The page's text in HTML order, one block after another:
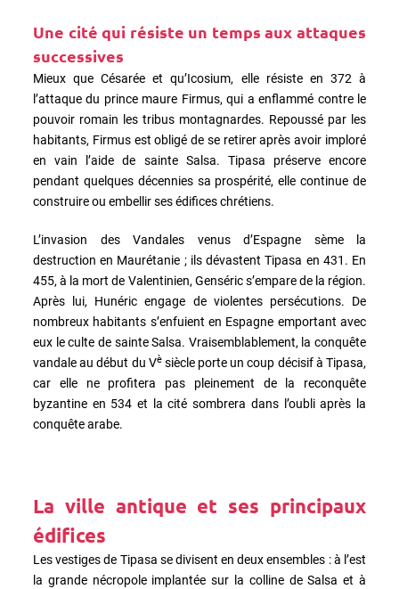
Une cité qui résiste un temps aux attaques
successives
Mieux que Césarée et qu’Icosium, elle résiste en 372 à
l’attaque du prince maure Firmus, qui a enflammé contre le
pouvoir romain les tribus montagnardes. Repoussé par les
habitants, Firmus est obligé de se retirer après avoir imploré
en vain l’aide de sainte Salsa. Tipasa préserve encore
pendant quelques décennies sa prospérité, elle continue de
construire ou embellir ses édifices chrétiens.
L’invasion des Vandales venus d’Espagne sème la
destruction en Maurétanie ; ils dévastent Tipasa en 431. En
455, à la mort de Valentinien, Genséric s’empare de la région.
Après lui, Hunéric engage de violentes persécutions. De
nombreux habitants s’enfuient en Espagne emportant avec
eux le culte de sainte Salsa. Vraisemblablement, la conquête
vandale au début du Vèsiècle porte un coup décisif à Tipasa,
car elle ne profitera pas pleinement de la reconquête
byzantine en 534 et la cité sombrera dans l’oubli après la
conquête arabe.
La ville antique et ses principaux
édifices
Les vestiges de Tipasa se divisent en deux ensembles : à l’est
la grande nécropole implantée sur la colline de Salsa et à